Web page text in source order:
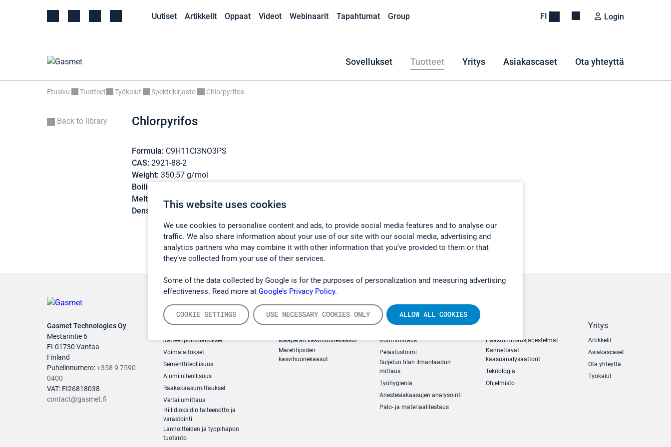
This website uses cookies
We use cookies to personalise content and ads, to provide social media features and to analyse our
traffic. We also share information about your use of our site with our social media, advertising and
analytics partners who may combine it with other information that you’ve provided to them or that
they’ve collected from your use of their services.
Some of the data collected by Google is for the purposes of personalization and measuring advertising
effectiveness. Read more at Google’s Privacy Policy.
COOKIE SETTINGS USE NECESSARY COOKIES ONLY ALLOW ALL COOKIES
Uutiset Artikkelit Oppaat Videot Webinaarit Tapahtumat Group FI Login
Sovellukset Tuotteet Yritys Asiakascaset Ota yhteyttä
Etusivu Tuotteet Työkalut Spektrikirjasto Chlorpyrifos
Back to library Chlorpyrifos
Formula: C9H11Cl3NO3PS
CAS: 2921-88-2
Weight: 350,57 g/mol
Boiling point:
Melting point:
42 °C
Density:
1,4 g/cm3
Gasmet Technologies Oy
Mestarintie 6
FI-01730 Vantaa
Finland
Puhelinnumero:+358 9 7590
0400
VAT: FI26818038
contact@gasmet.fi
Teollisuuden päästömittaus
Jätteenpolttolaitokset
Voimalaitokset
Sementtiteollisuus
Alumiiniteollisuus
Raakakaasumittaukset
Vertailumittaus
Hiilidioksidin talteenotto ja
varastointi
Lannoitteiden ja typpihapon
tuotanto
Ympäristö
Maaperän kasvihuonekaasut
Märehtijöiden
kasvihuonekaasut
Turvallisuus
Konttimittaus
Pelastustoimi
Suljetun tilan ilmanlaadun
mittaus
Työhygienia
Anestesiakaasujen analysointi
Palo- ja materiaalitestaus
Päästömittausjärjestelmät
Kannettavat
kaasuanalysaattorit
Teknologia
Ohjelmisto
Yritys
Artikkelit
Asiakascaset
Ota yhteyttä
Työkalut